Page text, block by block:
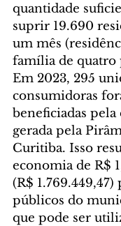
quantidade
suprir 19.690
um mês
família de quatro
Em 2023, 295
consumidoras
beneficiadas pela
gerada pela
Curitiba. Isso
economia de R$
(R$ 1.769.449,47)
públicos do
que pode ser